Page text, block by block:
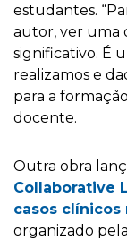
estudantes.
autor, ver uma
significativo. É
realizamos e
para a
docente.
Outra obra
Collaborative
casos clínicos
organizado